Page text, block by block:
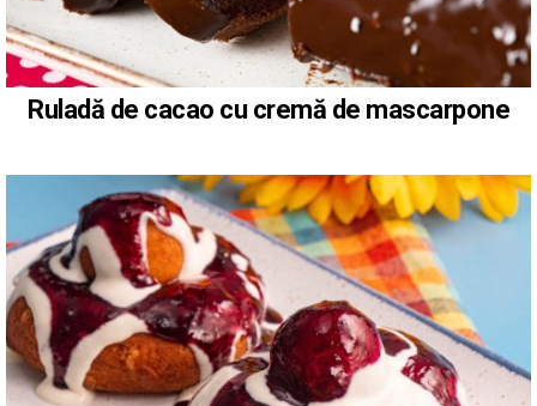
Ruladă de cacao cu cremă de mascarpone